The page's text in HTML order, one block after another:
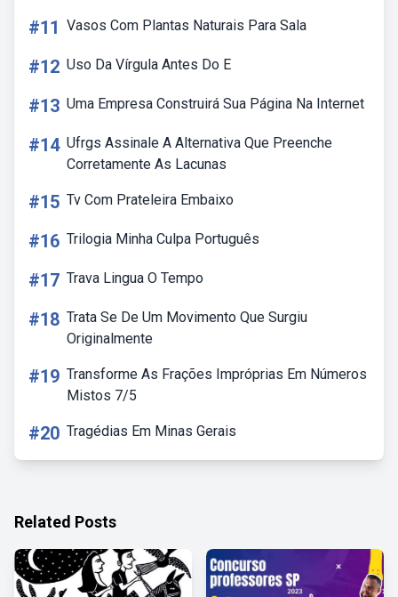
#11 Vasos Com Plantas Naturais Para Sala
#12 Uso Da Vírgula Antes Do E
#13 Uma Empresa Construirá Sua Página Na Internet
#14 Ufrgs Assinale A Alternativa Que Preenche
Corretamente As Lacunas
#15 Tv Com Prateleira Embaixo
#16 Trilogia Minha Culpa Português
#17 Trava Lingua O Tempo
#18 Trata Se De Um Movimento Que Surgiu
Originalmente
#19 Transforme As Frações Impróprias Em Números
Mistos 7/5
#20 Tragédias Em Minas Gerais
Related Posts